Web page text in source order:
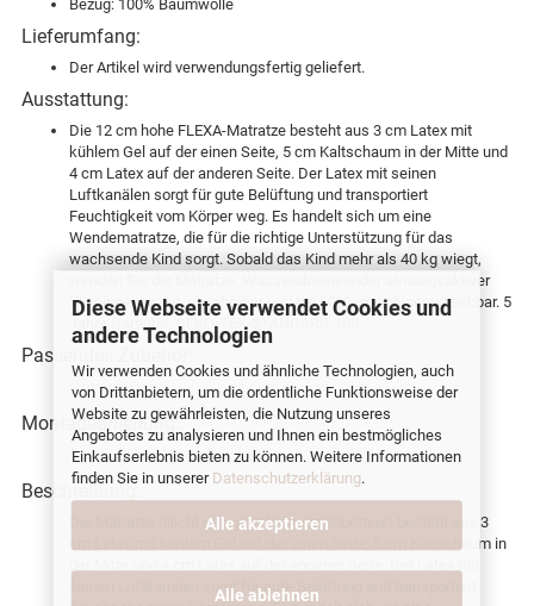
Diese Webseite verwendet Cookies und
andere Technologien
Wir verwenden Cookies und ähnliche Technologien, auch
von Drittanbietern, um die ordentliche Funktionsweise der
Website zu gewährleisten, die Nutzung unseres
Angebotes zu analysieren und Ihnen ein bestmögliches
Einkaufserlebnis bieten zu können. Weitere Informationen
finden Sie in unserer Datenschutzerklärung.
Alle akzeptieren
Alle ablehnen
Bezug: 100% Baumwolle
Lieferumfang:
Der Artikel wird verwendungsfertig geliefert.
Ausstattung:
Die 12 cm hohe FLEXA-Matratze besteht aus 3 cm Latex mit
kühlem Gel auf der einen Seite, 5 cm Kaltschaum in der Mitte und
4 cm Latex auf der anderen Seite. Der Latex mit seinen
Luftkanälen sorgt für gute Belüftung und transportiert
Feuchtigkeit vom Körper weg. Es handelt sich um eine
Wendematratze, die für die richtige Unterstützung für das
wachsende Kind sorgt. Sobald das Kind mehr als 40 kg wiegt,
wenden Sie die Matratze. Wasserabweisender atmungsaktiver
Vliesinnenbezug, abnehmbar und bei 60°C maschinenwaschbar. 5
Jahre Garantie. OEKO-TEX-STANDARD 100.
Passendes Zubehör:
Bettwäsche
Montageanleitung:
PDF-Montageanleitung zu 83-10445
Beschreibung:
Die Matratze (Nicht geeignet für Ausziehbetten!) besteht aus 3
cm Latex mit kühlem Gel auf der einen Seite, 5 cm Kaltschaum in
seinen Luftkanälen sorgt für gute Belüftung und transportiert